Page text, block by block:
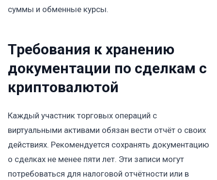
суммы и обменные курсы.
Требования к хранению
документации по сделкам с
криптовалютой
Каждый участник торговых операций с
виртуальными активами обязан вести отчёт о своих
действиях. Рекомендуется сохранять документацию
о сделках не менее пяти лет. Эти записи могут
потребоваться для налоговой отчётности или в